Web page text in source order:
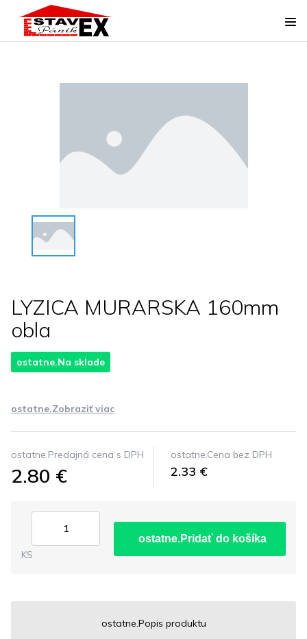
LYZICA MURARSKA 160mm
obla
ostatne.Na sklade
ostatne.Zobraziť viac
ostatne.Predajná cena s DPH
2.80 €
ostatne.Cena bez DPH
2.33 €
KS
ostatne.Pridať do košíka
ostatne.Popis produktu